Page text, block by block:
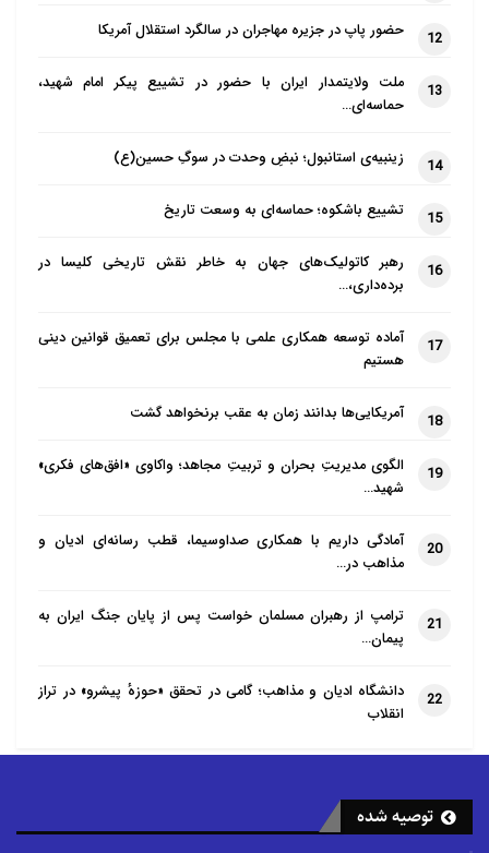
12 حضور پاپ در جزیره مهاجران در سالگرد استقلال آمریکا
13
ملت ولایتمدار ایران با حضور در تشییع پیکر امام شهید،
حماسه‌ای…
14 زینبیه‌ی استانبول؛ نبضِ وحدت در سوگِ حسین(ع)
15 تشییع باشکوه؛ حماسه‌ای به وسعت تاریخ
16
رهبر کاتولیک‌های جهان به خاطر نقش تاریخی کلیسا در
برده‌داری،…
17
آماده توسعه همکاری علمی با مجلس برای تعمیق قوانین دینی
هستیم
18 آمریکایی‌ها بدانند زمان به عقب برنخواهد گشت
19
الگوی مدیریتِ بحران و تربیتِ مجاهد؛ واکاوی «افق‌های فکری»
شهید…
20
آمادگی داریم با همکاری صداوسیما، قطب رسانه‌ای ادیان و
مذاهب در…
21
ترامپ از رهبران مسلمان خواست پس از پایان جنگ ایران به
پیمان…
22
دانشگاه ادیان و مذاهب؛ گامی در تحقق «حوزهٔ پیشرو» در تراز
انقلاب
توصیه شده